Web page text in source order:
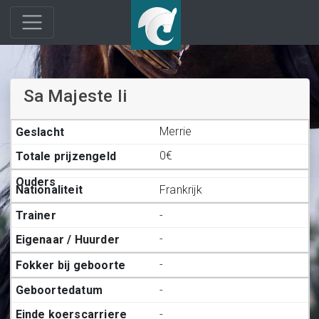
Sa Majeste Ii
Merrie
0€
Frankrijk
-
-
-
-
-